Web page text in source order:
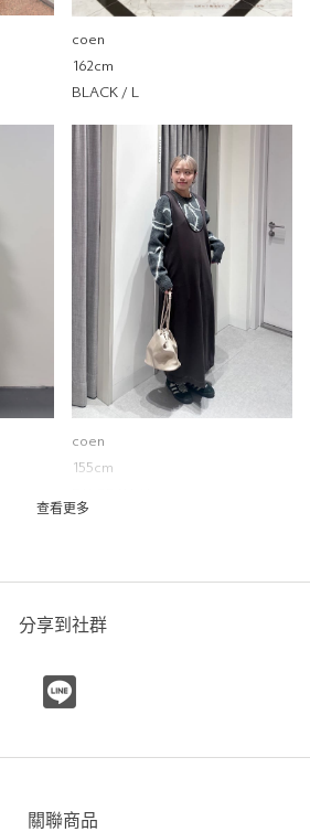
刷毛連衣裙
軟
coen
162cm
BLACK / L
coen
155cm
查看更多
分享到社群
關聯商品